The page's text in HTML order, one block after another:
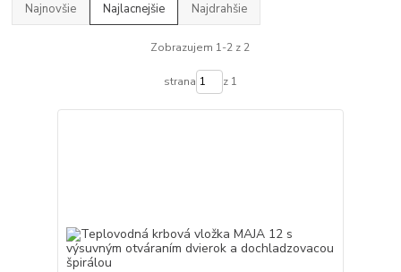
Najnovšie Najlacnejšie Najdrahšie
Zobrazujem 1-2 z 2
strana z 1